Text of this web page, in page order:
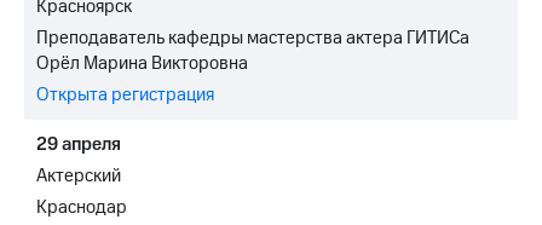
Красноярск
Преподаватель кафедры мастерства актера ГИТИСа
Орёл Марина Викторовна
Открыта регистрация
29 апреля
Актерский
Краснодар